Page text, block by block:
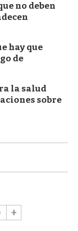
no deben
hay que
de
la salud
sobre